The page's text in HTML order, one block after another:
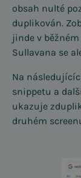
obsah nulté
duplikován.
jinde v
Sullavana se
Na
snippetu a
ukazuje
druhém